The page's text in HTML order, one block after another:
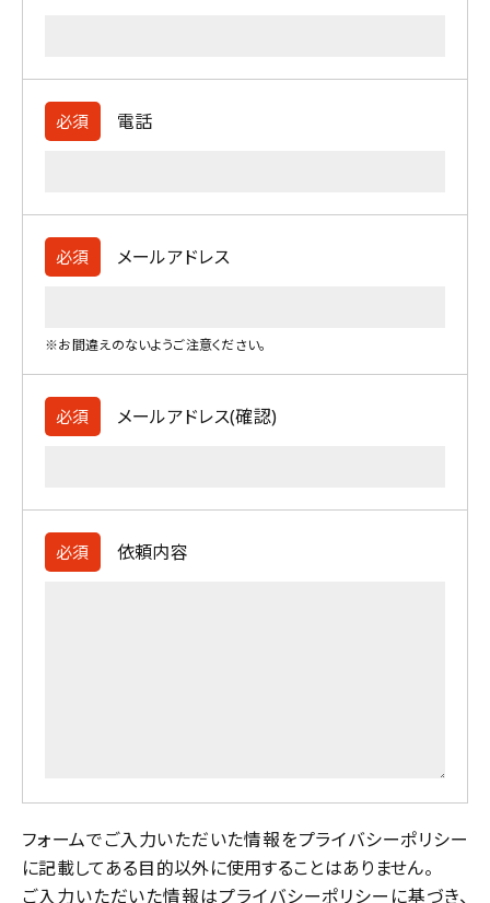
必須 電話
必須 メールアドレス
※お間違えのないようご注意ください。
必須 メールアドレス(確認)
必須 依頼内容
フォームでご入力いただいた情報をプライバシーポリシー
に記載してある目的以外に使用することはありません。
ご入力いただいた情報はプライバシーポリシー に基づき、